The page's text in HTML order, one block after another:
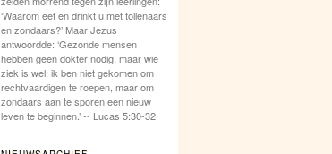
‘Waarom eet en drinkt u met tollenaars
en zondaars?’ Maar Jezus
antwoordde: ‘Gezonde mensen
hebben geen dokter nodig, maar wie
ziek is wel; ik ben niet gekomen om
rechtvaardigen te roepen, maar om
zondaars aan te sporen een nieuw
leven te beginnen.’ -- Lucas 5:30-32